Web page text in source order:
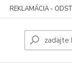
REKLAMÁCIA -